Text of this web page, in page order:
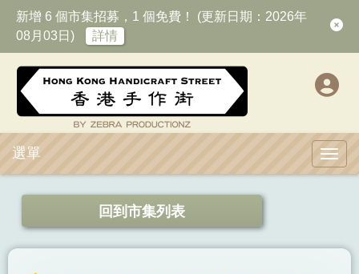
新增 6 個市集招募，1 個免費！ (更新日期：2026年
08月03日)
詳情
選單
回到市集列表